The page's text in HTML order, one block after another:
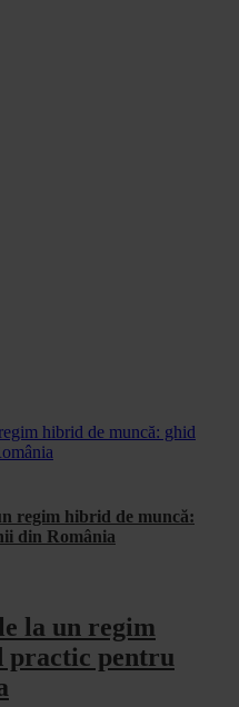
hibrid de muncă: ghid
regim hibrid de muncă:
din România
la un regim
practic pentru